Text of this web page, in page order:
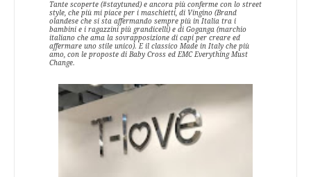
Tante scoperte (#staytuned) e ancora più conferme con lo street
style, che più mi piace per i maschietti, di Vingino (Brand
olandese che si sta affermando sempre più in Italia tra i
bambini e i ragazzini più grandicelli) e di Goganga (marchio
italiano che ama la sovrapposizione di capi per creare ed
affermare uno stile unico). E il classico Made in Italy che più
amo, con le proposte di Baby Cross ed EMC Everything Must
Change.